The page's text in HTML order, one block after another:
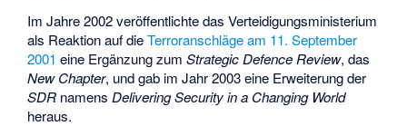
Im Jahre 2002 veröffentlichte das Verteidigungsministerium
als Reaktion auf dieTerroranschläge am 11. September
2001 eine Ergänzung zumStrategic Defence Review, das
New Chapter, und gab im Jahr 2003 eine Erweiterung der
SDR namensDelivering Security in a Changing World
heraus.